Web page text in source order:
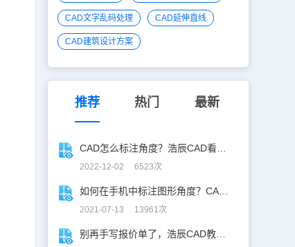
CAD文字乱码处理 CAD延伸直线
CAD建筑设计方案
推荐 热门 最新
2022-12-02 6523次
2021-07-13 13961次